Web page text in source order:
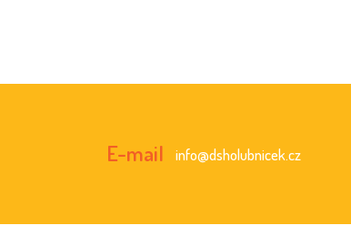
E-mail info@dsholubnicek.cz